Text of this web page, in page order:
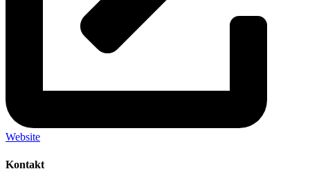
Website
Kontakt